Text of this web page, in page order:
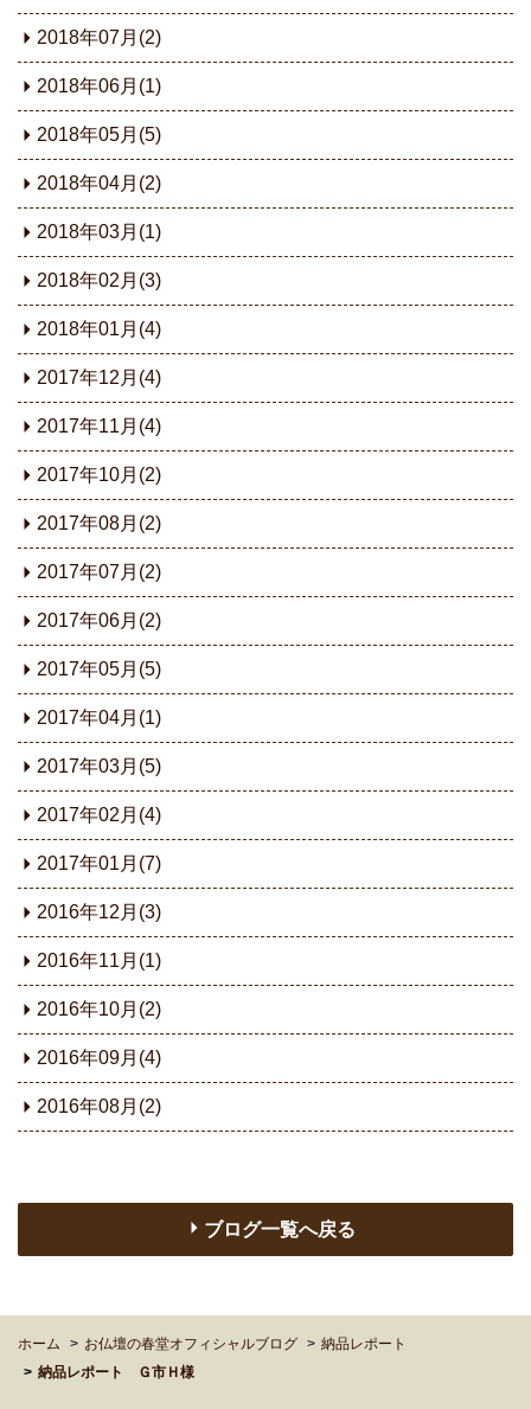
2018年07月(2)
2018年06月(1)
2018年05月(5)
2018年04月(2)
2018年03月(1)
2018年02月(3)
2018年01月(4)
2017年12月(4)
2017年11月(4)
2017年10月(2)
2017年08月(2)
2017年07月(2)
2017年06月(2)
2017年05月(5)
2017年04月(1)
2017年03月(5)
2017年02月(4)
2017年01月(7)
2016年12月(3)
2016年11月(1)
2016年10月(2)
2016年09月(4)
2016年08月(2)
ブログ一覧へ戻る
ホーム お仏壇の春堂オフィシャルブログ
納品レポート
納品レポート Ｇ市Ｈ様